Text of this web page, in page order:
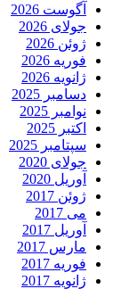
آگوست 2026
جولای 2026
ژوئن 2026
فوریه 2026
ژانویه 2026
دسامبر 2025
نوامبر 2025
اکتبر 2025
سپتامبر 2025
جولای 2020
آوریل 2020
ژوئن 2017
می 2017
آوریل 2017
مارس 2017
فوریه 2017
ژانویه 2017